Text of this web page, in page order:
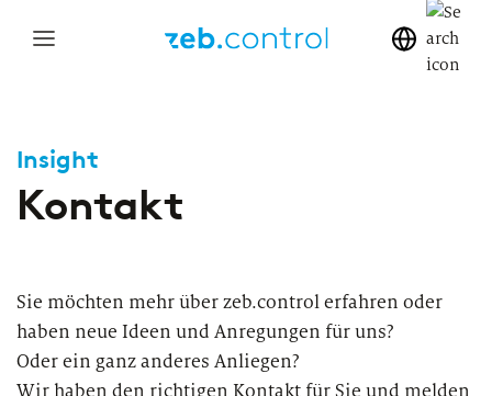
Mega
Lösungen von zeb.control
zeb.control ist eine speziell auf die Bedürfnisse des
Banken, Spezialisten und Tech-
Software-as-a-Service
Unsere Software zeb.control wird primär als skalierbare,
SaaS-Betrieb
Veranstaltungen
Neuigkeiten
Technology Stack
Unternehmen zeb
Insight
Kontakt
Sie möchten mehr über zeb.control erfahren oder
haben neue Ideen und Anregungen für uns?
Oder ein ganz anderes Anliegen?
Wir haben den richtigen Kontakt für Sie und melden